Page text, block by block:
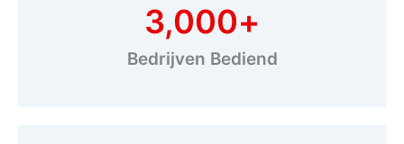
Bedrijven Bediend
3,000+